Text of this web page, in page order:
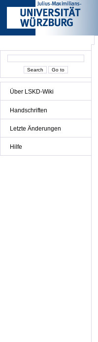
Über LSKD-Wiki
Handschriften
Letzte Änderungen
Hilfe